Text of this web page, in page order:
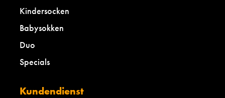
Kindersocken
Babysokken
Duo
Specials
Kundendienst